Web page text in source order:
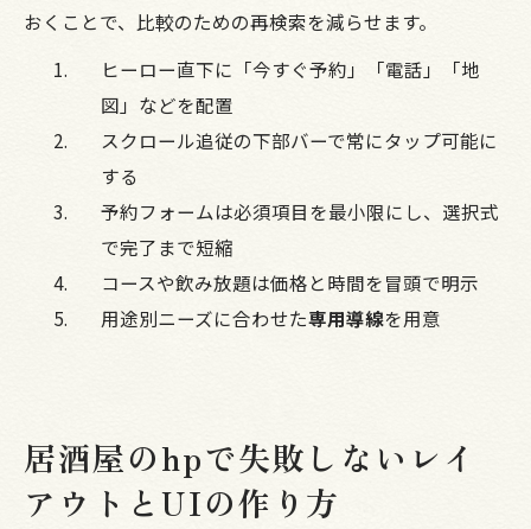
おくことで、比較のための再検索を減らせます。
ヒーロー直下に「今すぐ予約」「電話」「地
図」などを配置
スクロール追従の下部バーで常にタップ可能に
する
予約フォームは必須項目を最小限にし、選択式
で完了まで短縮
コースや飲み放題は価格と時間を冒頭で明示
用途別ニーズに合わせた専用導線を用意
居酒屋のhpで失敗しないレイ
アウトとUIの作り方